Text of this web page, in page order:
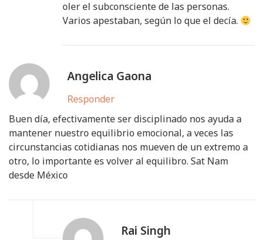
oler el subconsciente de las personas.
Varios apestaban, según lo que el decía.
Angelica Gaona
Responder
Buen día, efectivamente ser disciplinado nos ayuda a
mantener nuestro equilibrio emocional, a veces las
circunstancias cotidianas nos mueven de un extremo a
otro, lo importante es volver al equilibro. Sat Nam
desde México
Rai Singh